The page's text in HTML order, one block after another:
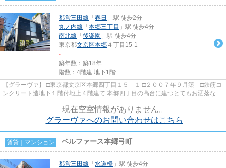
都営三田線 「 春日 」駅 徒歩2分
丸ノ内線 「 本郷三丁目 」駅 徒歩4分
南北線 「 後楽園 」駅 徒歩4分
東京都文京区本郷 ４丁目15-1
-
築年数：築18年
階数：4階建 地下1階
【グラーヴァ】 □東京都文京区本郷四丁目１５－１ □２００７年９月築 □鉄筋コ
ンクリート造地下１階付地上４階建て 本郷四丁目の高台に建つとてもお洒落なデ
現在空室情報がありません。
グラーヴァへのお問い合わせはこちら
賃貸｜マンション ベルファース本郷弓町
都営三田線 「 水道橋 」駅 徒歩4分